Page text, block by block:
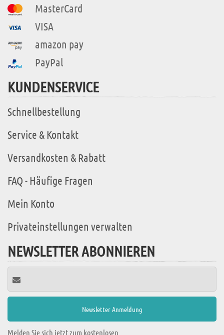
MasterCard
VISA
amazon pay
PayPal
KUNDENSERVICE
Schnellbestellung
Service & Kontakt
Versandkosten & Rabatt
FAQ - Häufige Fragen
Mein Konto
Privateinstellungen verwalten
NEWSLETTER ABONNIEREN
Melden Sie sich jetzt zum kostenlosen